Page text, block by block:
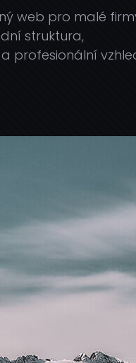
web pro malé
struktura,
profesionální